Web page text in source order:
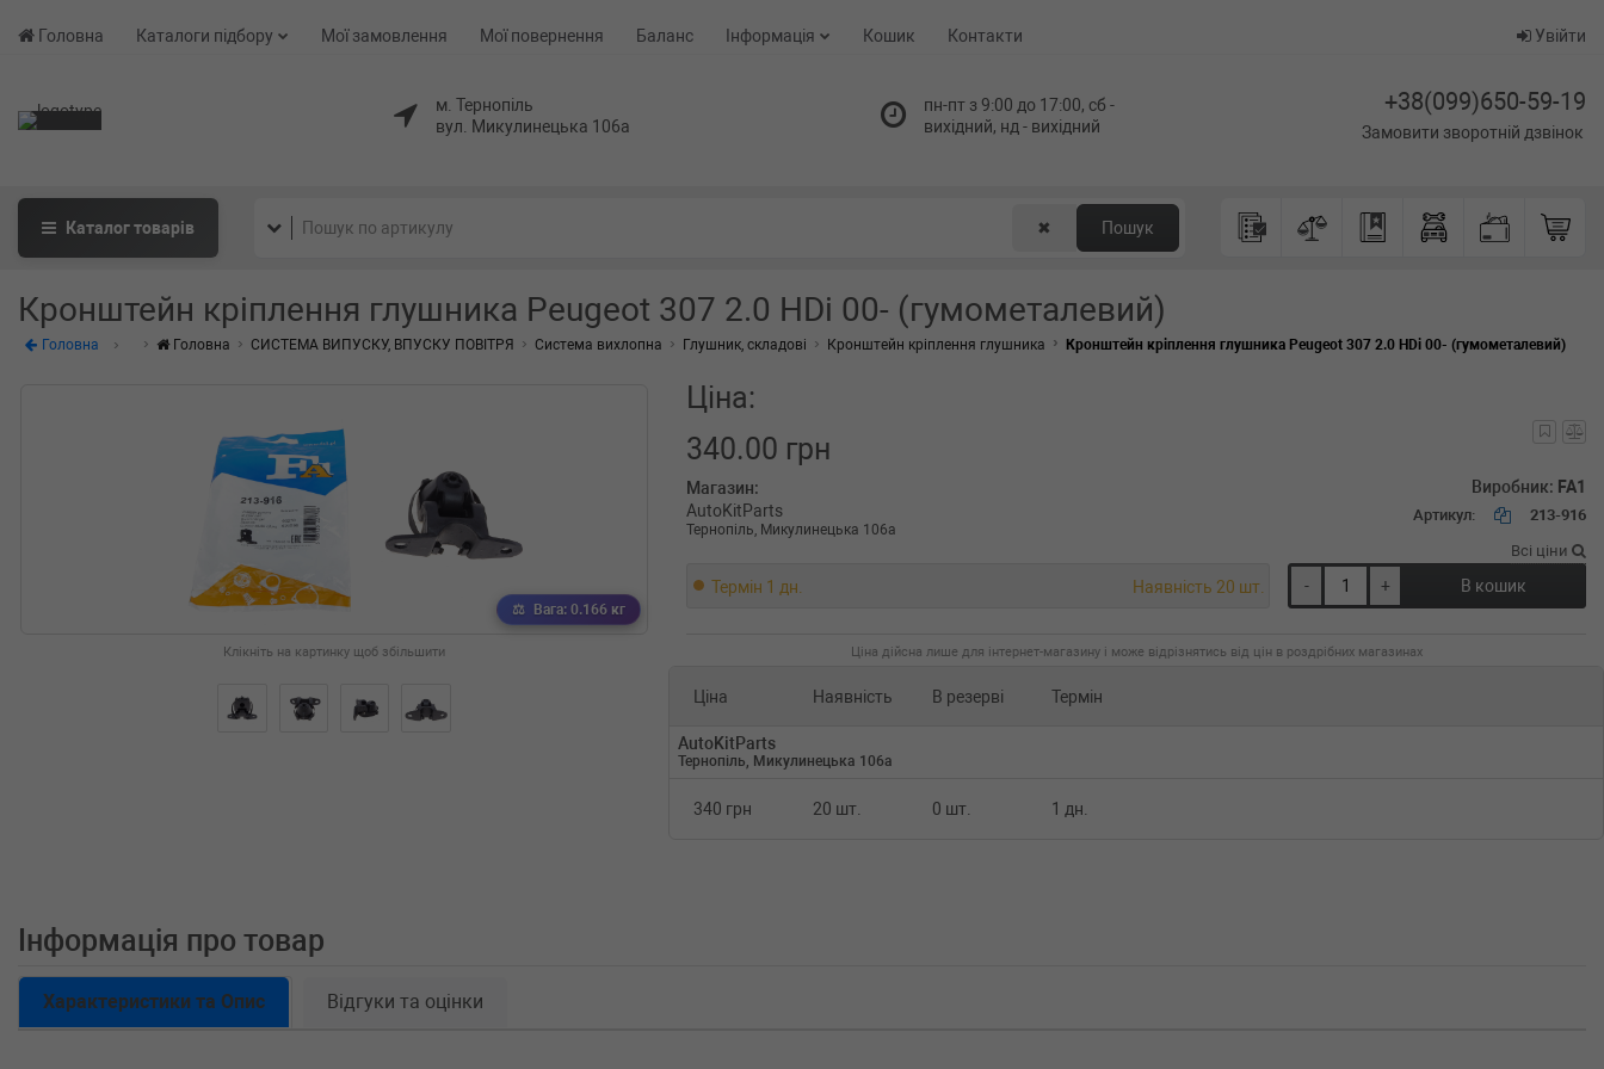
Головна Каталоги підбору Мої замовлення Мої повернення Баланс Інформація Кошик Контакти Увійти
м. Тернопіль
вул. Микулинецька 106а
пн-пт з 9:00 до 17:00, сб -
вихідний, нд - вихідний
+38(099)650-59-19
Замовити зворотній дзвінок
Каталогтоварів ✖ Пошук
Кронштейн кріплення глушника Peugeot 307 2.0 HDi 00- (гумометалевий)
Головна Головна СИСТЕМА ВИПУСКУ, ВПУСКУ ПОВІТРЯ Система вихлопна Глушник, складові Кронштейн кріплення глушника Кронштейн кріплення глушника Peugeot 307 2.0 HDi 00- (гумометалевий)
Вага: 0.166 кг
Клікніть на картинку щоб збільшити
Ціна:
340.00 грн
Магазин:
AutoKitParts
Тернопіль, Микулинецька 106а
Виробник: FA1
Артикул: 213-916
Всі ціни
Термін 1 дн. Наявність 20 шт. - + В кошик
Ціна дійсна лише для інтернет-магазину і може відрізнятись від цін в роздрібних магазинах
Ціна Наявність В резерві Термін
AutoKitParts
Тернопіль, Микулинецька 106а
340 грн 20 шт. 0 шт. 1 дн.
Інформація про товар
Характеристики та Опис Відгуки та оцінки